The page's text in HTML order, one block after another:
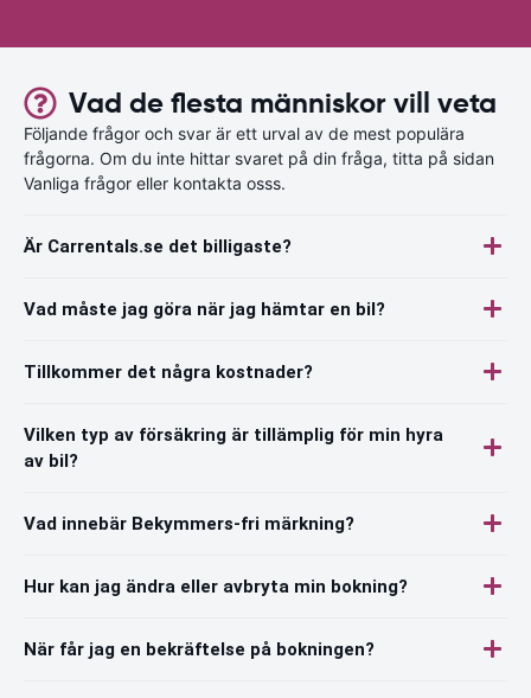
Vad de flesta människor vill veta
Följande frågor och svar är ett urval av de mest populära
frågorna. Om du inte hittar svaret på din fråga, titta på sidan
Vanliga frågor eller kontakta osss.
Är Carrentals.se det billigaste?
Vad måste jag göra när jag hämtar en bil?
Tillkommer det några kostnader?
Vilken typ av försäkring är tillämplig för min hyra
av bil?
Vad innebär Bekymmers-fri märkning?
Hur kan jag ändra eller avbryta min bokning?
När får jag en bekräftelse på bokningen?